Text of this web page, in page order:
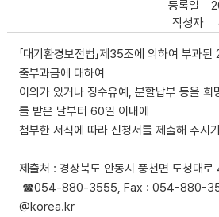
등록일
작성자
「대기환경보전법」제35조에 의하여 부과
출부과금에 대하여
이의가 있거나 징수유예, 분할납부 등을 희
를 받은 날부터 60일 이내에
첨부한 서식에 따라 신청서를 제출해 주시
제출처 : 경상북도 안동시 풍천면 도청대
☎054-880-3555, Fax : 054-880-
@korea.kr